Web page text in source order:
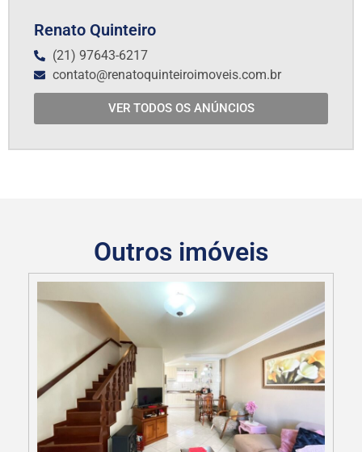
Renato Quinteiro
(21) 97643-6217
contato@renatoquinteiroimoveis.com.br
VER TODOS OS ANÚNCIOS
Outros imóveis